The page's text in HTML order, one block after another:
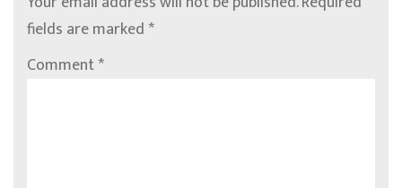
fields are marked*
Comment*